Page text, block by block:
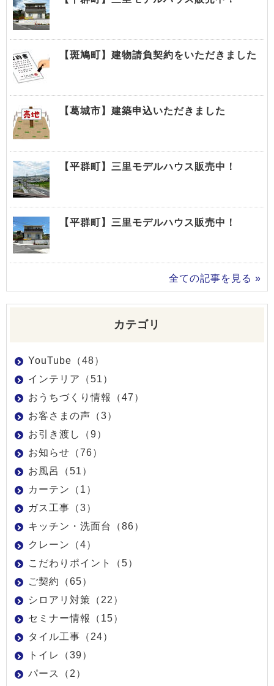
【斑鳩町】建物請負契約をいただきました
【葛城市】建築申込いただきました
【平群町】三里モデルハウス販売中！
【平群町】三里モデルハウス販売中！
全ての記事を見る »
カテゴリ
YouTube（48）
インテリア（51）
おうちづくり情報（47）
お客さまの声（3）
お引き渡し（9）
お知らせ（76）
お風呂（51）
カーテン（1）
ガス工事（3）
キッチン・洗面台（86）
クレーン（4）
こだわりポイント（5）
ご契約（65）
シロアリ対策（22）
セミナー情報（15）
タイル工事（24）
トイレ（39）
パース（2）